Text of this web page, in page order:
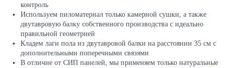
контроль
Используем пиломатериал только камерной сушки, а также
двутавровую балку собственного производства с идеально
правильной геометрией
Кладем лаги пола из двутавровой балки на расстоянии 35 см с
дополнительными поперечными связями
В отличие от СИП панелей, мы применяем только натуральные